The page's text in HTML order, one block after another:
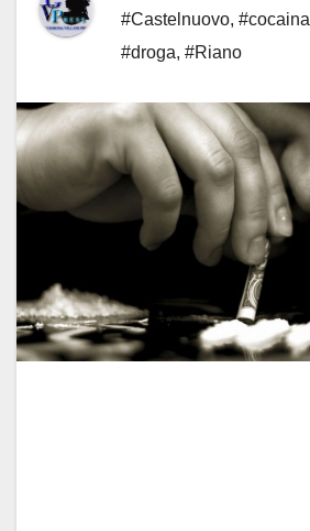
#Castelnuovo, #cocaina
#droga, #Riano